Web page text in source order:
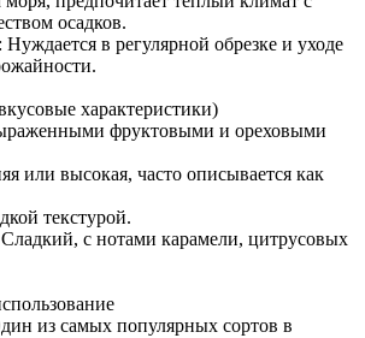
осадков.
в регулярной обрезке и уходе
характеристики)
фруктовыми и ореховыми
или высокая, часто описывается как
текстурой.
с нотами карамели, цитрусовых
из самых популярных сортов в